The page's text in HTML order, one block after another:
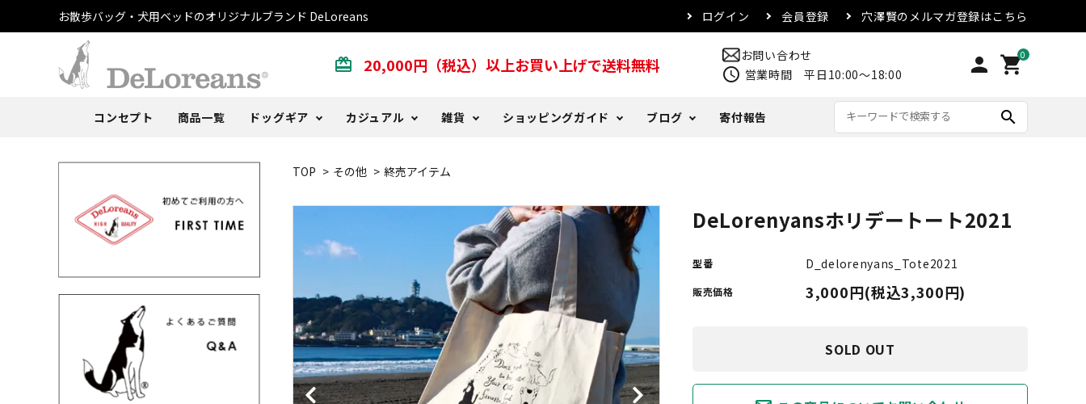
お散歩バッグ・犬用ベッドのオリジナルブランド DeLoreans ログイン 会員登録 穴澤賢のメルマガ登録はこちら
card_giftcard 20,000円（税込）以上お買い上げで送料無料 お問い合わせ
schedule 営業時間 平日10:00～18:00 person 0
shopping_cart
コンセプト 商品一覧 ドッグギア
犬用ベッド
うんち袋 おやつ その他
カジュアル
Tシャツ
ストール 傘
雑貨
おまけ
カレンダー
ショッピングガイド
よくある質問
取扱店 注文確認メールが届かない場合
ブログ
Another Days
寄付報告 search
TOP > その他 > 終売アイテム
DeLorenyansホリデートート2021
型番 D_delorenyans_Tote2021
販売価格 3,000円(税込3,300円)
SOLD OUT